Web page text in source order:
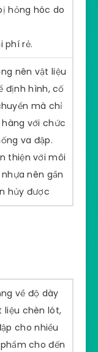
hỏng hóc do
phí rẻ.
nên vật liệu
định hình, cố
mà chỉ
với chức
va đập.
thiện với môi
nên gần
hủy được
về độ dày
liệu chèn lót,
cho nhiều
cho đến